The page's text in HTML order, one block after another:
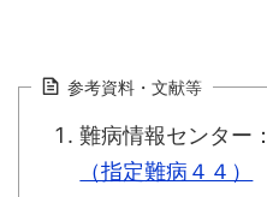
参考資料・文献等
難病情報センター：
（指定難病４４）